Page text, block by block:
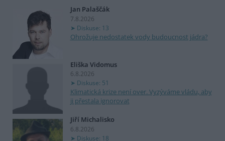
Jan Palaščák
7.8.2026
Diskuse: 13
Ohrožuje nedostatek vody budoucnost jádra?
Eliška Vidomus
6.8.2026
Diskuse: 51
Klimatická krize není over. Vyzýváme vládu, aby
ji přestala ignorovat
Jiří Michalisko
6.8.2026
Diskuse: 18